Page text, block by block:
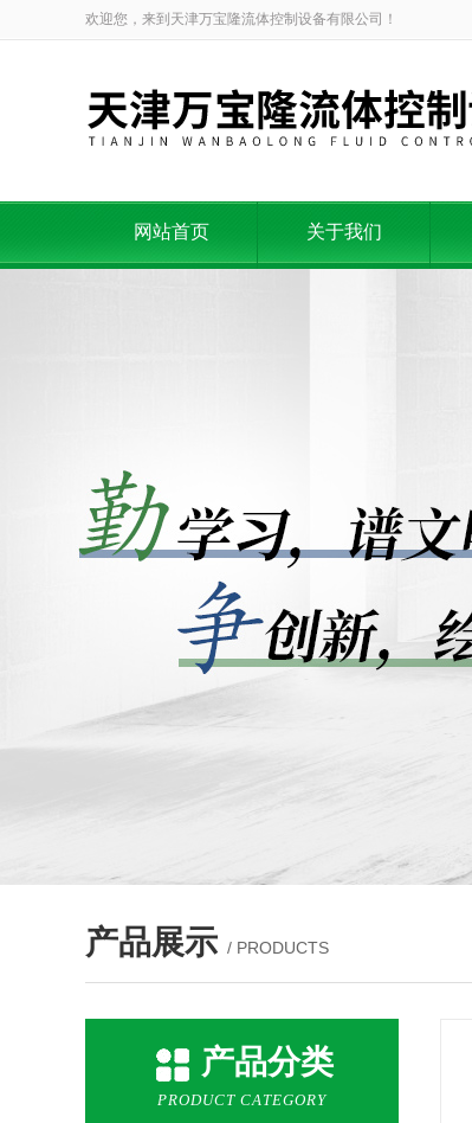
欢迎您，来到天津万宝隆流体控制设备有限公司！
网站首页 关于我们
产品展示 / PRODUCTS
产品分类
PRODUCT CATEGORY